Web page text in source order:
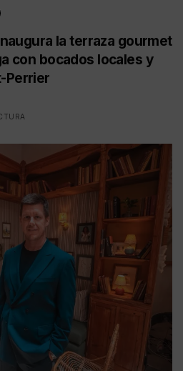
la terraza gourmet
con bocados locales y
Perrier